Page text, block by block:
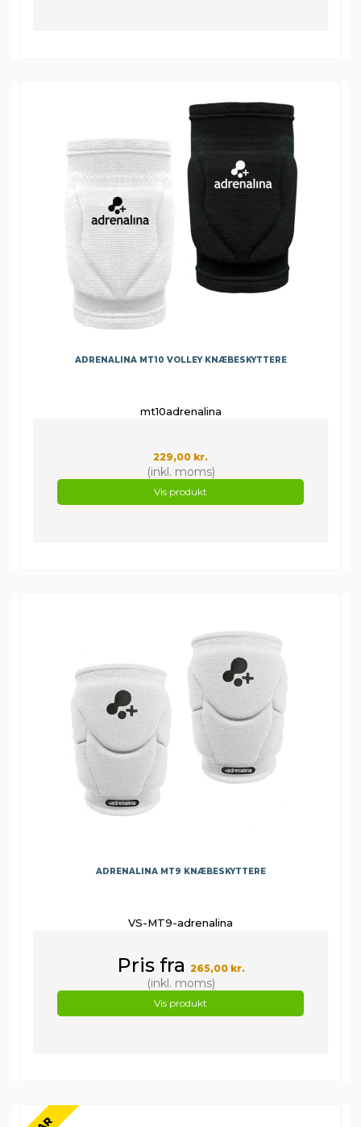
ADRENALINA MT10 VOLLEY KNÆBESKYTTERE
mt10adrenalina
229,00 kr.
(inkl. moms)
Vis produkt
ADRENALINA MT9 KNÆBESKYTTERE
VS-MT9-adrenalina
Pris fra 265,00 kr.
(inkl. moms)
Vis produkt